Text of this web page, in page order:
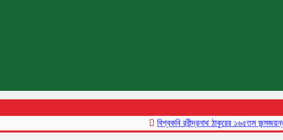
বিশ্বকবি রবীন্দ্রনাথ ঠাকুরের ১৬৫তম জন্মজয়ন্তী